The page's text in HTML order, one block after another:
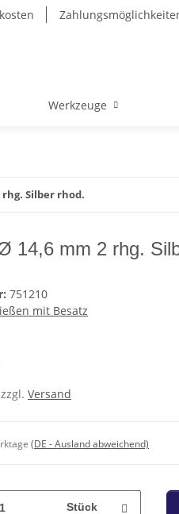
Werkzeuge
Silber rhod.
14,6 mm 2 rhg.
751210
mit Besatz
Versand
(DE - Ausland abweichend)
Stück